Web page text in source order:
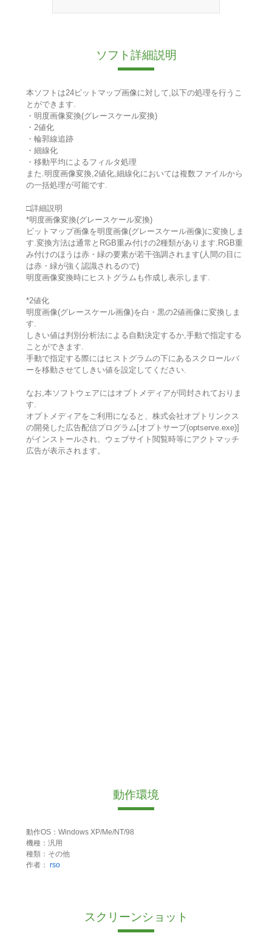
ソフト詳細説明
本ソフトは24ビットマップ画像に対して,以下の処理を行うこ
とができます.
・明度画像変換(グレースケール変換)
・2値化
・輪郭線追跡
・細線化
・移動平均によるフィルタ処理
また.明度画像変換,2値化,細線化においては複数ファイルから
の一括処理が可能です.
□詳細説明
*明度画像変換(グレースケール変換)
ビットマップ画像を明度画像(グレースケール画像)に変換しま
す.変換方法は通常とRGB重み付けの2種類があります.RGB重
み付けのほうは赤・緑の要素が若干強調されます(人間の目に
は赤・緑が強く認識されるので)
明度画像変換時にヒストグラムも作成し表示します.
*2値化
明度画像(グレースケール画像)を白・黒の2値画像に変換しま
す.
しきい値は判別分析法による自動決定するか,手動で指定する
ことができます.
手動で指定する際にはヒストグラムの下にあるスクロールバ
ーを移動させてしきい値を設定してください.
なお,本ソフトウェアにはオプトメディアが同封されておりま
す.
オプトメディアをご利用になると、株式会社オプトリンクス
の開発した広告配信プログラム[オプトサーブ(optserve.exe)]
がインストールされ、ウェブサイト閲覧時等にアクトマッチ
広告が表示されます。
動作環境
動作OS：Windows XP/Me/NT/98
機種：汎用
種類：その他
作者： rso
スクリーンショット